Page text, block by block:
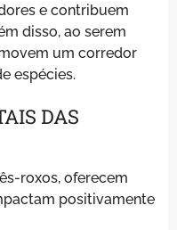
e contribuem
disso, ao serem
um corredor
espécies.
DAS
roxos, oferecem
positivamente